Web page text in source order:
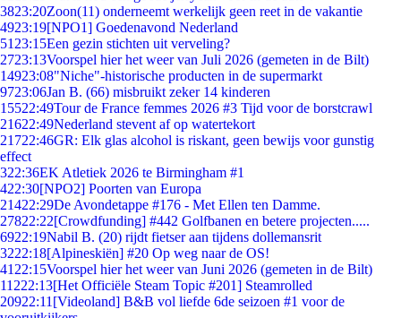
3823:20Zoon(11) onderneemt werkelijk geen reet in de vakantie
4923:19[NPO1] Goedenavond Nederland
51 23:15Een gezin stichten uit verveling?
2723:13Voorspel hier het weer van Juli 2026 (gemeten in de Bilt)
14923:08"Niche"-historische producten in de supermarkt
9723:06Jan B. (66) misbruikt zeker 14 kinderen
15522:49Tour de France femmes 2026 #3 Tijd voor de borstcrawl
21622:49Nederland stevent af op watertekort
21722:46GR: Elk glas alcohol is riskant, geen bewijs voor gunstig
effect
322:36EK Atletiek 2026 te Birmingham #1
422:30[NPO2] Poorten van Europa
21422:29De Avondetappe #176 - Met Ellen ten Damme.
27822:22[Crowdfunding] #442 Golfbanen en betere projecten.....
6922:19Nabil B. (20) rijdt fietser aan tijdens dollemansrit
3222:18[Alpineskiën] #20 Op weg naar de OS!
41 22:15Voorspel hier het weer van Juni 2026 (gemeten in de Bilt)
11222:13[Het Officiële Steam Topic #201] Steamrolled
20922:11 [Videoland] B&B vol liefde 6de seizoen #1 voor de